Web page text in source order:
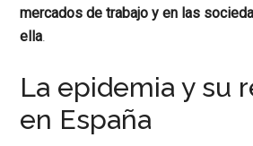
mercados de trabajo y en las
ella.
La epidemia y su
en España